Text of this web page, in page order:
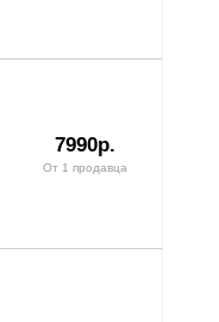
7990р.
От 1 продавца